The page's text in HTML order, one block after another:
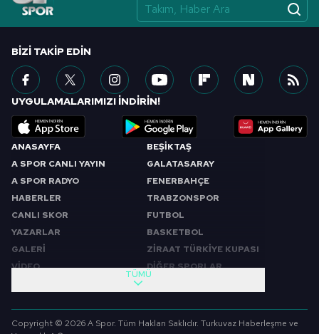
ANASAYFA
A SPOR CANLI YAYIN
A SPOR RADYO
HABERLER
CANLI SKOR
YAZARLAR
GALERİ
VİDEO
BEŞİKTAŞ
GALATASARAY
FENERBAHÇE
TRABZONSPOR
FUTBOL
BASKETBOL
ZİRAAT TÜRKİYE KUPASI
DİĞER SPORLAR
SABAH SPORU
FUTBOL
TÜMÜ
BIZI TAKIP EDIN
UYGULAMALARIMIZI İNDİRİN!
Copyright © 2026 A Spor. Tüm Hakları Saklıdır. Turkuvaz Haberleşme ve